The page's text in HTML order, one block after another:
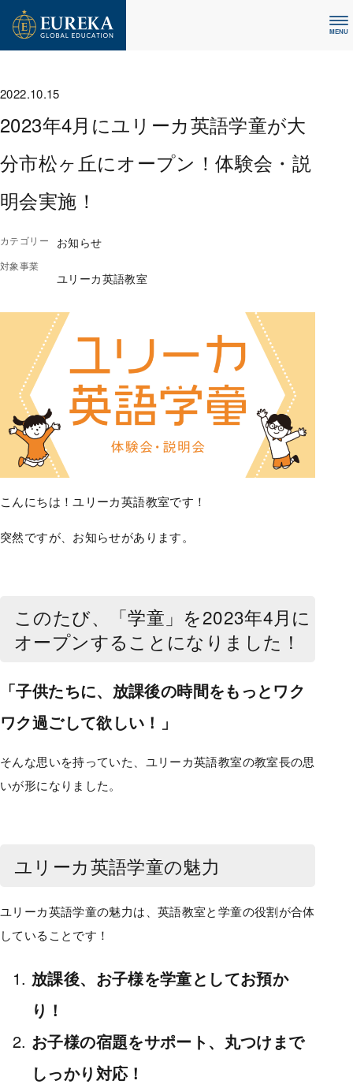
MENU
2022.10.15
2023年4月にユリーカ英語学童が大
分市松ヶ丘にオープン！体験会・説
明会実施！
カテゴリー お知らせ
対象事業
ユリーカ英語教室
こんにちは！ユリーカ英語教室です！
突然ですが、お知らせがあります。
このたび、「学童」を2023年4月に
オープンすることになりました！
「子供たちに、放課後の時間をもっとワク
ワク過ごして欲しい！」
そんな思いを持っていた、ユリーカ英語教室の教室長の思
いが形になりました。
ユリーカ英語学童の魅力
ユリーカ英語学童の魅力は、英語教室と学童の役割が合体
していることです！
放課後、お子様を学童としてお預か
り！
お子様の宿題をサポート、丸つけまで
しっかり対応！